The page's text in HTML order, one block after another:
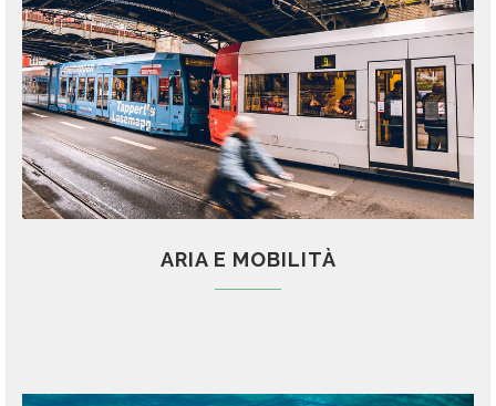
ARIA E MOBILITÀ